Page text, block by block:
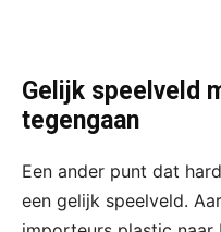
Gelijk speelveld
tegengaan
Een ander punt dat
een gelijk speelveld.